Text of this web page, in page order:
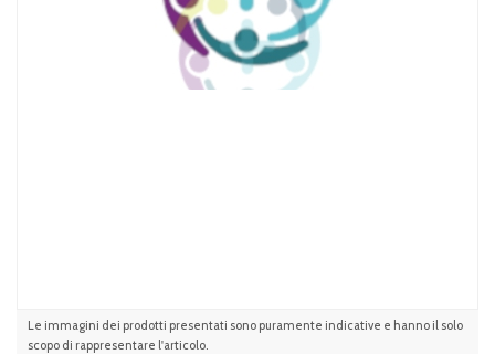
Le immagini dei prodotti presentati sono puramente indicative e hanno il solo
scopo di rappresentare l'articolo.